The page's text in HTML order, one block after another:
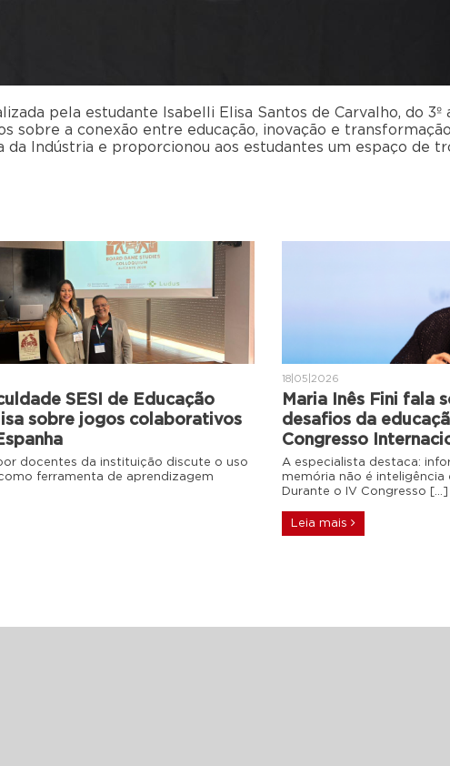
pela estudante Isabelli Elisa Santos de Carvalho, do 3º
sobre a conexão entre educação, inovação e
da Indústria e proporcionou aos estudantes um espaço de
SESI de Educação
sobre jogos colaborativos
docentes da instituição discute o uso
ferramenta de aprendizagem
18|05|2026
Maria Inês Fini fala
desafios da
Congresso
A especialista destaca:
memória não é
Durante o IV Congresso […]
Leia mais